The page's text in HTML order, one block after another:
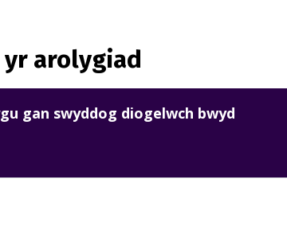
yr arolygiad
gan swyddog diogelwch bwyd